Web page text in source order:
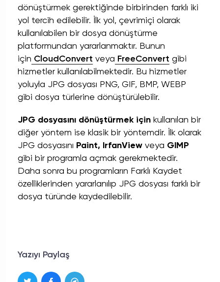
dönüştürmek gerektiğinde birbirinden farklı iki
yol tercih edilebilir. İlk yol, çevrimiçi olarak
kullanılabilen bir dosya dönüştürme
platformundan yararlanmaktır. Bunun
için CloudConvert veya FreeConvert gibi
hizmetler kullanılabilmektedir. Bu hizmetler
yoluyla JPG dosyası PNG, GIF, BMP, WEBP
gibi dosya türlerine dönüştürülebilir.
JPG dosyasını dönüştürmek için kullanılan bir
diğer yöntem ise klasik bir yöntemdir. İlk olarak
JPG dosyasını Paint, IrfanView veya GIMP
gibi bir programla açmak gerekmektedir.
Daha sonra bu programların Farklı Kaydet
özelliklerinden yararlanılıp JPG dosyası farklı bir
dosya türünde kaydedilebilir.
Yazıyı Paylaş